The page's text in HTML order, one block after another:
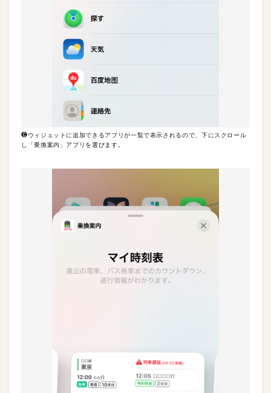
❻ウィジェットに追加できるアプリが一覧で表示されるので、下にスクロール
し「乗換案内」アプリを選びます。